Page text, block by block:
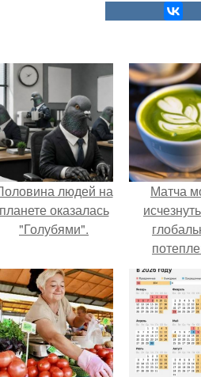
людей на
планете оказалась
"Голубями".
Матча